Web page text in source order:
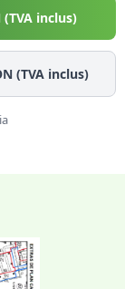
inclus)
(TVA inclus)